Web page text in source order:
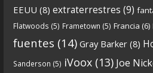
Descargar
https://www.ivoox.com/cdn-
parte-1-origenes-audios-
EEUU (8) extraterrestres (9)
Flatwoods (5) Frametown (5) Francia (6)
fuentes (14) Gray Barker (8)
Sanderson (5) iVoox (13) Joe